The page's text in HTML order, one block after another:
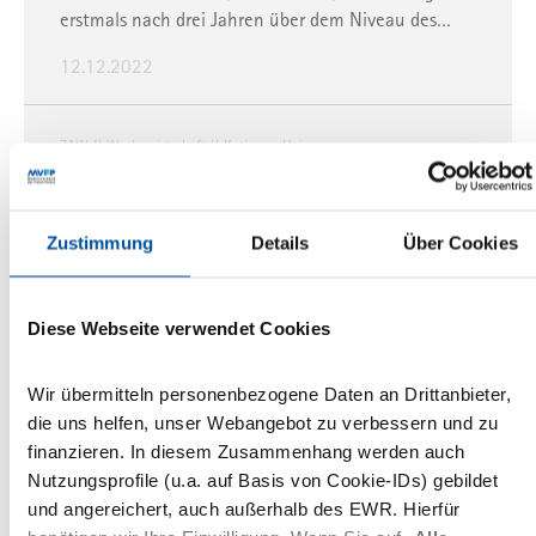
Zustimmung Details Über Cookies
Diese Webseite verwendet Cookies
Wir übermitteln personenbezogene Daten an Drittanbieter,
die uns helfen, unser Webangebot zu verbessern und zu
finanzieren. In diesem Zusammenhang werden auch
Nutzungsprofile (u.a. auf Basis von Cookie-IDs) gebildet
und angereichert, auch außerhalb des EWR. Hierfür
erstmals nach drei Jahren über dem Niveau des…
12.12.2022
ZAW Werbewirtschaft Katja von Heinegg
Bisher war sie stellvertretende Geschäftsführerin
11.03.2021